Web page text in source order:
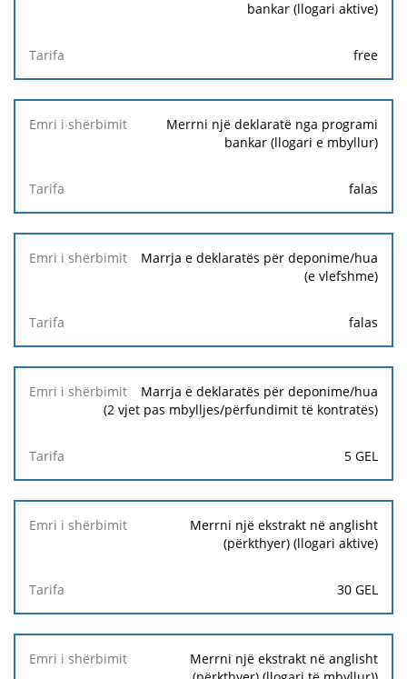
bankar (llogari aktive)
free
Merrni një deklaratë nga programi
bankar (llogari e mbyllur)
falas
Marrja e deklaratës për deponime/hua
(e vlefshme)
falas
Marrja e deklaratës për deponime/hua
(2 vjet pas mbylljes/përfundimit të kontratës)
5 GEL
Merrni një ekstrakt në anglisht
(përkthyer) (llogari aktive)
30 GEL
Merrni një ekstrakt në anglisht